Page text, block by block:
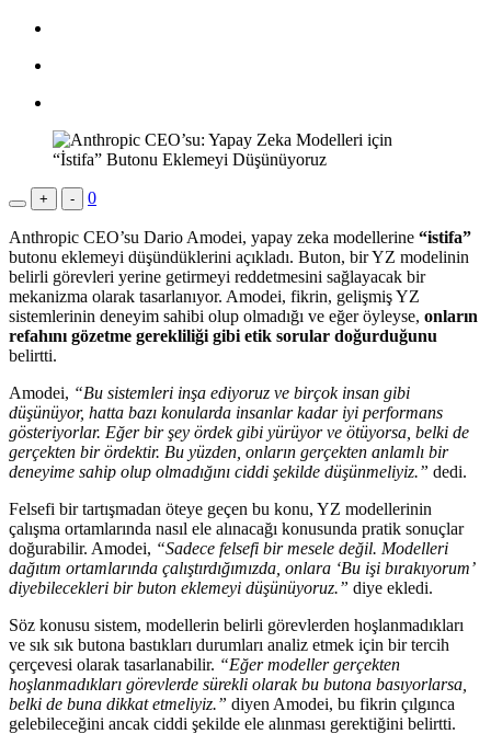
+ - 0
Anthropic CEO’su Dario Amodei, yapay zeka modellerine “istifa”
butonu eklemeyi düşündüklerini açıkladı. Buton, bir YZ modelinin
belirli görevleri yerine getirmeyi reddetmesini sağlayacak bir
mekanizma olarak tasarlanıyor. Amodei, fikrin, gelişmiş YZ
sistemlerinin deneyim sahibi olup olmadığı ve eğer öyleyse, onların
refahını gözetme gerekliliği gibi etik sorular doğurduğunu
belirtti.
Amodei, “Bu sistemleri inşa ediyoruz ve birçok insan gibi
düşünüyor, hatta bazı konularda insanlar kadar iyi performans
gösteriyorlar. Eğer bir şey ördek gibi yürüyor ve ötüyorsa, belki de
gerçekten bir ördektir. Bu yüzden, onların gerçekten anlamlı bir
deneyime sahip olup olmadığını ciddi şekilde düşünmeliyiz.” dedi.
Felsefi bir tartışmadan öteye geçen bu konu, YZ modellerinin
çalışma ortamlarında nasıl ele alınacağı konusunda pratik sonuçlar
doğurabilir. Amodei, “Sadece felsefi bir mesele değil. Modelleri
dağıtım ortamlarında çalıştırdığımızda, onlara ‘Bu işi bırakıyorum’
diyebilecekleri bir buton eklemeyi düşünüyoruz.” diye ekledi.
Söz konusu sistem, modellerin belirli görevlerden hoşlanmadıkları
ve sık sık butona bastıkları durumları analiz etmek için bir tercih
çerçevesi olarak tasarlanabilir. “Eğer modeller gerçekten
hoşlanmadıkları görevlerde sürekli olarak bu butona basıyorlarsa,
belki de buna dikkat etmeliyiz.” diyen Amodei, bu fikrin çılgınca
gelebileceğini ancak ciddi şekilde ele alınması gerektiğini belirtti.